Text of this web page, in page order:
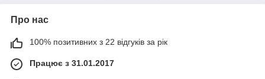
Про нас
100% позитивних з 22 відгуків за рік
Працює з 31.01.2017